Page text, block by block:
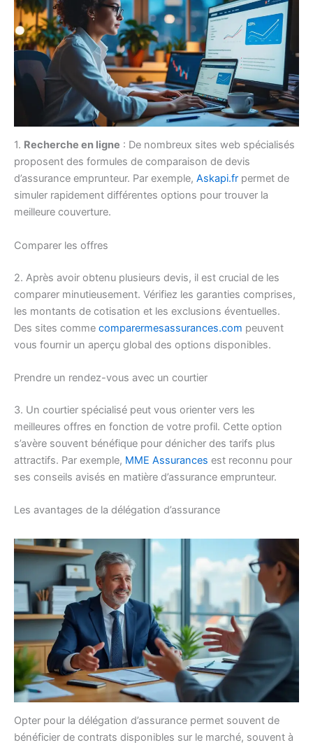
1. Recherche en ligne : De nombreux sites web spécialisés
proposent des formules de comparaison de devis
d’assurance emprunteur. Par exemple, Askapi.fr permet de
simuler rapidement différentes options pour trouver la
meilleure couverture.
Comparer les offres
2. Après avoir obtenu plusieurs devis, il est crucial de les
comparer minutieusement. Vérifiez les garanties comprises,
les montants de cotisation et les exclusions éventuelles.
Des sites comme comparermesassurances.com peuvent
vous fournir un aperçu global des options disponibles.
Prendre un rendez-vous avec un courtier
3. Un courtier spécialisé peut vous orienter vers les
meilleures offres en fonction de votre profil. Cette option
s’avère souvent bénéfique pour dénicher des tarifs plus
attractifs. Par exemple, MME Assurances est reconnu pour
ses conseils avisés en matière d’assurance emprunteur.
Les avantages de la délégation d’assurance
Opter pour la délégation d’assurance permet souvent de
bénéficier de contrats disponibles sur le marché, souvent à